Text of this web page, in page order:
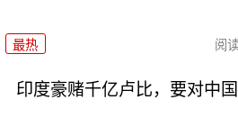
最热 阅
印度豪赌千亿卢比，要对中国